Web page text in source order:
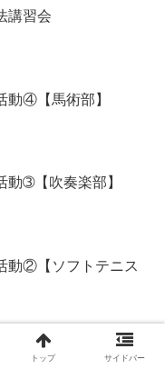
講習会
動④【馬術部】
動➂【吹奏楽部】
動②【ソフトテニス
トップ サイドバー